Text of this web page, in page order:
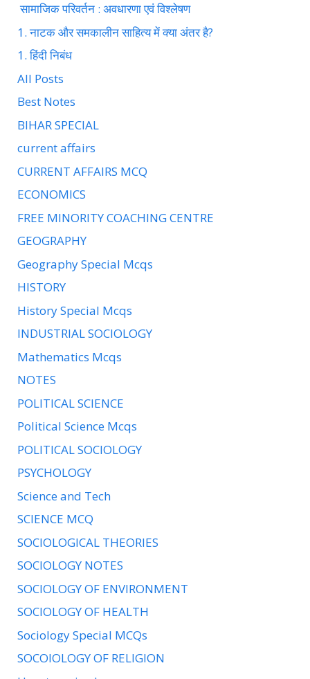
सामाजिक परिवर्तन : अवधारणा एवं विश्लेषण
1. नाटक और समकालीन साहित्य में क्या अंतर है?
1. हिंदी निबंध
All Posts
Best Notes
BIHAR SPECIAL
current affairs
CURRENT AFFAIRS MCQ
ECONOMICS
FREE MINORITY COACHING CENTRE
GEOGRAPHY
Geography Special Mcqs
HISTORY
History Special Mcqs
INDUSTRIAL SOCIOLOGY
Mathematics Mcqs
NOTES
POLITICAL SCIENCE
Political Science Mcqs
POLITICAL SOCIOLOGY
PSYCHOLOGY
Science and Tech
SCIENCE MCQ
SOCIOLOGICAL THEORIES
SOCIOLOGY NOTES
SOCIOLOGY OF ENVIRONMENT
SOCIOLOGY OF HEALTH
Sociology Special MCQs
SOCOIOLOGY OF RELIGION